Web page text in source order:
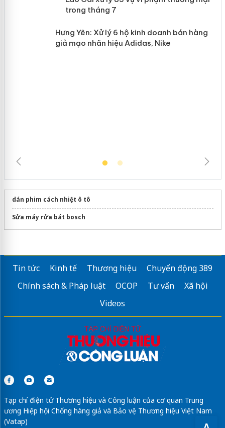
mại trong tháng 7
dán phim cách nhiệt ô tô
Sửa máy rửa bát bosch
Tin tức Kinh tế Thương hiệu
Chuyển động 389
Chính sách & Pháp luật
OCOP Tư vấn
Xã hội
Videos
Tạp chí điện tử Thương hiệu và Công luận của cơ quan Trung
ương Hiệp hội Chống hàng giả và Bảo vệ Thương hiệu Việt Nam
(Vatap)